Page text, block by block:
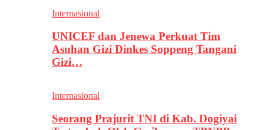
Internasional
UNICEF dan Jenewa Perkuat Tim
Asuhan Gizi Dinkes Soppeng Tangani
Gizi…
Internasional
Seorang Prajurit TNI di Kab. Dogiyai